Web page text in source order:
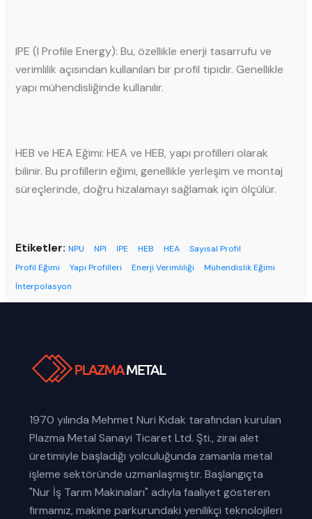
IPE (I Profile Energy): Bu, özellikle enerji tasarrufu ve
verimlilik açısından kullanılan bir profil tipidir. Genellikle
yapı mühendisliğinde kullanılır.
HEB ve HEA Eğimi: HEA ve HEB, yapı profilleri olarak
bilinir. Bu profillerin eğimi, genellikle yerleşim ve montaj
süreçlerinde, doğru hizalamayı sağlamak için ölçülür.
Etiketler: NPU NPI IPE HEB HEA
Sayısal Profil
Profil Eğimi
Yapı Profilleri Enerji Verimliliği
Mühendislik Eğimi
İnterpolasyon
1970 yılında Mehmet Nuri Kıdak tarafından kurulan
Plazma Metal Sanayi Ticaret Ltd. Şti., zirai alet
üretimiyle başladığı yolculuğunda zamanla metal
işleme sektöründe uzmanlaşmıştır. Başlangıçta
"Nur İş Tarım Makinaları" adıyla faaliyet gösteren
firmamız, makine parkurundaki yenilikçi teknolojileri